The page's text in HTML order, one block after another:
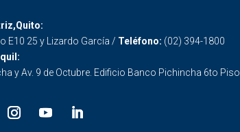
E10 25 y Lizardo García / Teléfono: (02) 394-1800
y Av. 9 de Octubre. Edificio Banco Pichincha 6to Piso